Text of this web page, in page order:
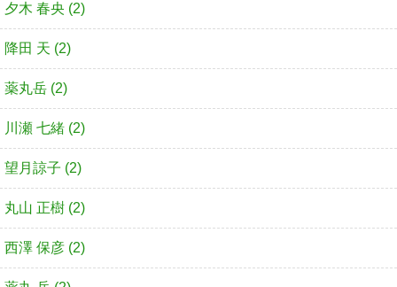
夕木 春央 (2)
降田 天 (2)
薬丸岳 (2)
川瀬 七緒 (2)
望月諒子 (2)
丸山 正樹 (2)
西澤 保彦 (2)